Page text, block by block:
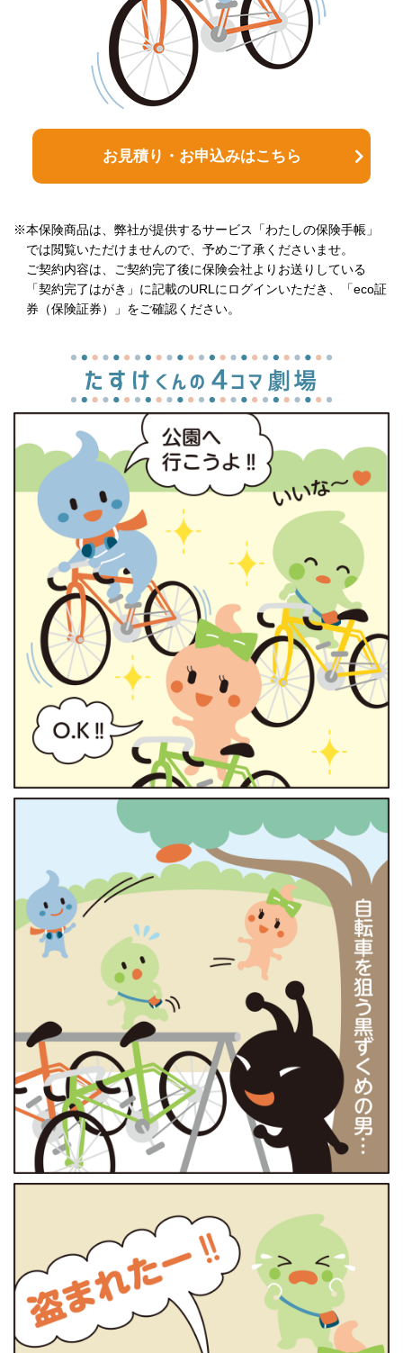
お見積り・お申込みはこちら
※本保険商品は、弊社が提供するサービス「わたしの保険手帳」
では閲覧いただけませんので、予めご了承くださいませ。
ご契約内容は、ご契約完了後に保険会社よりお送りしている
「契約完了はがき」に記載のURLにログインいただき、「eco証
券（保険証券）」をご確認ください。